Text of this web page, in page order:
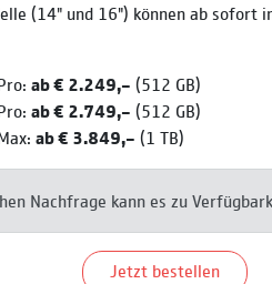
(14" und 16") können ab sofort
ab € 2.249,– (512 GB)
ab € 2.749,– (512 GB)
ab € 3.849,– (1 TB)
Nachfrage kann es zu
Jetzt bestellen